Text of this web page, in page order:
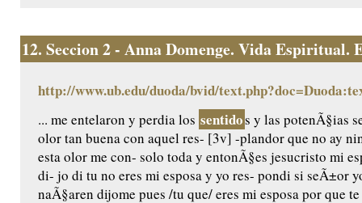
12. Seccion 2 - Anna Domenge. Vida Espiritual.
http://www.ub.edu/duoda/bvid/
... me entelaron y perdia los sentidos y las potenÃ§ias
olor tan buena con aquel res- [3v] -plandor que no ay
esta olor me con- solo toda y entonÃ§es jesucristo mi
di- jo di tu no eres mi esposa y yo res- pondi si seÃ±or
naÃ§aren dijome pues /tu que/ eres mi esposa por que